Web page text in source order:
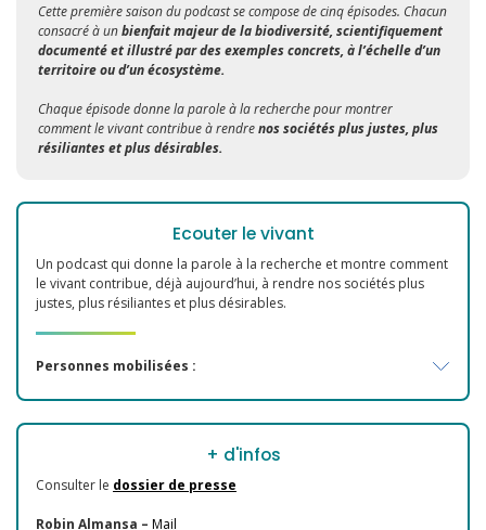
Cette première saison du podcast se compose de cinq épisodes. Chacun
consacré à unbienfait majeur de la biodiversité, scientifiquement
documenté et illustré par des exemples concrets, à l’échelle d’un
territoire ou d’un écosystème.
Chaque épisode donne la parole à la recherche pour montrer
comment le vivant contribue à rendrenos sociétés plus justes, plus
résiliantes et plus désirables.
Ecouter le vivant
Un podcast qui donne la parole à la recherche et montre comment
le vivant contribue, déjà aujourd’hui, à rendre nos sociétés plus
justes, plus résiliantes et plus désirables.
Personnes mobilisées :
+ d'infos
Consulter le dossier de presse
Robin Almansa – Mail